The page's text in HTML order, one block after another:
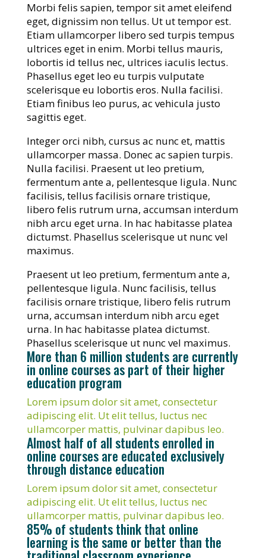
Morbi felis sapien, tempor sit amet eleifend
eget, dignissim non tellus. Ut ut tempor est.
Etiam ullamcorper libero sed turpis tempus
ultrices eget in enim. Morbi tellus mauris,
lobortis id tellus nec, ultrices iaculis lectus.
Phasellus eget leo eu turpis vulputate
scelerisque eu lobortis eros. Nulla facilisi.
Etiam finibus leo purus, ac vehicula justo
sagittis eget.
Integer orci nibh, cursus ac nunc et, mattis
ullamcorper massa. Donec ac sapien turpis.
Nulla facilisi. Praesent ut leo pretium,
fermentum ante a, pellentesque ligula. Nunc
facilisis, tellus facilisis ornare tristique,
libero felis rutrum urna, accumsan interdum
nibh arcu eget urna. In hac habitasse platea
dictumst. Phasellus scelerisque ut nunc vel
maximus.
Praesent ut leo pretium, fermentum ante a,
pellentesque ligula. Nunc facilisis, tellus
facilisis ornare tristique, libero felis rutrum
urna, accumsan interdum nibh arcu eget
urna. In hac habitasse platea dictumst.
Phasellus scelerisque ut nunc vel maximus.
More than 6 million students are currently
in online courses as part of their higher
education program
Lorem ipsum dolor sit amet, consectetur
adipiscing elit. Ut elit tellus, luctus nec
ullamcorper mattis, pulvinar dapibus leo.
Almost half of all students enrolled in
online courses are educated exclusively
through distance education
Lorem ipsum dolor sit amet, consectetur
adipiscing elit. Ut elit tellus, luctus nec
ullamcorper mattis, pulvinar dapibus leo.
85% of students think that online
learning is the same or better than the